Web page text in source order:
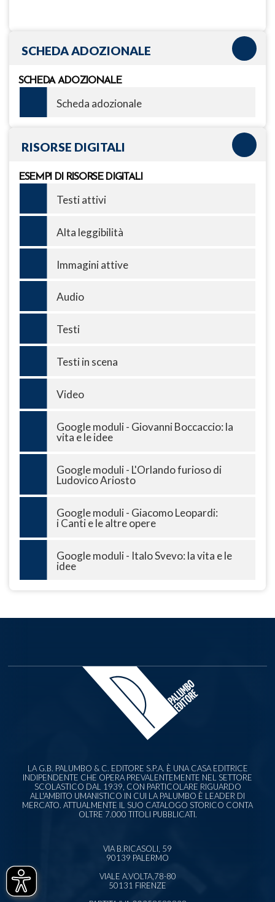
SCHEDA ADOZIONALE
SCHEDA ADOZIONALE
Scheda adozionale
RISORSE DIGITALI
ESEMPI DI RISORSE DIGITALI
Testi attivi
Alta leggibilità
Immagini attive
Audio
Testi
Testi in scena
Video
Google moduli - Giovanni Boccaccio: la
vita e le idee
Google moduli - L'Orlando furioso di
Ludovico Ariosto
Google moduli - Giacomo Leopardi:
i Canti e le altre opere
Google moduli - Italo Svevo: la vita e le
idee
LA G.B. PALUMBO & C. EDITORE S.P.A. È UNA CASA EDITRICE
INDIPENDENTE CHE OPERA PREVALENTEMENTE NEL SETTORE
SCOLASTICO DAL 1939, CON PARTICOLARE RIGUARDO
ALL'AMBITO UMANISTICO IN CUI LA PALUMBO È LEADER DI
MERCATO. ATTUALMENTE IL SUO CATALOGO STORICO CONTA
OLTRE 7.000 TITOLI PUBBLICATI.
VIA B.RICASOLI, 59
90139 PALERMO
VIALE A.VOLTA,78-80
50131 FIRENZE